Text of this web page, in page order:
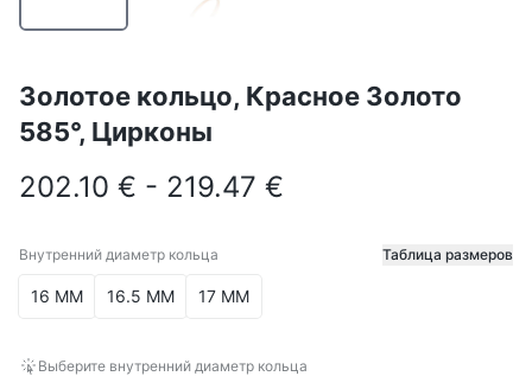
Золотое кольцо, Красное Золото
585°, Цирконы
202.10 € - 219.47 €
Внутренний диаметр кольца Таблица размеров
Внутренний диаметр кольца
16 ММ 16.5 ММ 17 ММ
Выберите внутренний диаметр кольца